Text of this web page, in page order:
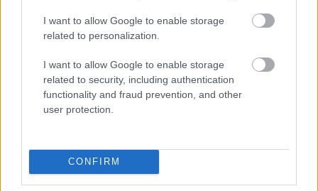
I want to allow Google to enable storage
related to personalization.
I want to allow Google to enable storage
related to security, including authentication
functionality and fraud prevention, and other
user protection.
CONFIRM